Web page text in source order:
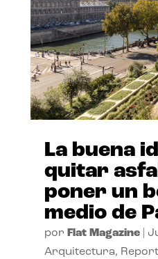
La buena
quitar
poner un
medio de
por Flat Magazine|
Arquitectura,